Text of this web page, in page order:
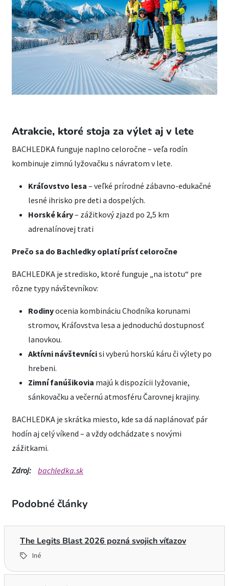
Atrakcie, ktoré stoja za výlet aj v lete
BACHLEDKA funguje naplno celoročne – veľa rodín
kombinuje zimnú lyžovačku s návratom v lete.
Kráľovstvo lesa – veľké prírodné zábavno-edukačné
lesné ihrisko pre deti a dospelých.
Horské káry– zážitkový zjazd po 2,5 km
adrenalínovej trati
Prečo sa do Bachledky oplatí prísť celoročne
BACHLEDKA je stredisko, ktoré funguje „na istotu“ pre
rôzne typy návštevníkov:
Rodinyocenia kombináciu Chodníka korunami
stromov, Kráľovstva lesa a jednoduchú dostupnosť
lanovkou.
Aktívni návštevnícisi vyberú horskú káru či výlety po
hrebeni.
Zimní fanúšikovia majú k dispozícii lyžovanie,
sánkovačku a večernú atmosféru Čarovnej krajiny.
BACHLEDKA je skrátka miesto, kde sa dá naplánovať pár
hodín aj celý víkend – a vždy odchádzate s novými
zážitkami.
Zdroj: bachledka.sk
Podobné články
The Legits Blast 2026 pozná svojich víťazov
Iné